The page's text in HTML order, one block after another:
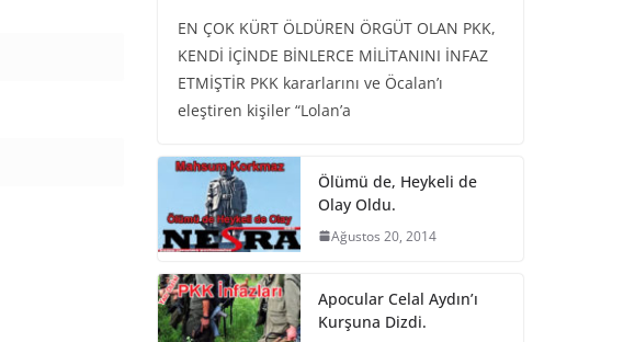
EN ÇOK KÜRT ÖLDÜREN ÖRGÜT OLAN PKK,
KENDİ İÇİNDE BİNLERCE MİLİTANINI İNFAZ
ETMİŞTİR PKK kararlarını ve Öcalan’ı
eleştiren kişiler “Lolan’a
Ölümü de, Heykeli de
Olay Oldu.
Ağustos 20, 2014
Apocular Celal Aydın’ı
Kurşuna Dizdi.